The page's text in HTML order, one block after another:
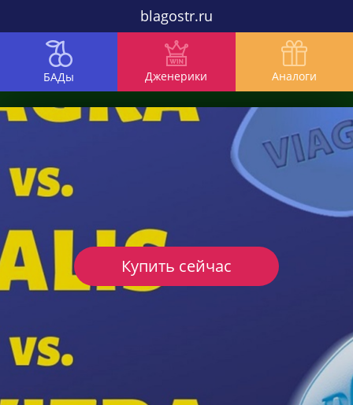
blagostr.ru
БАДы Дженерики Аналоги
Купить сейчас